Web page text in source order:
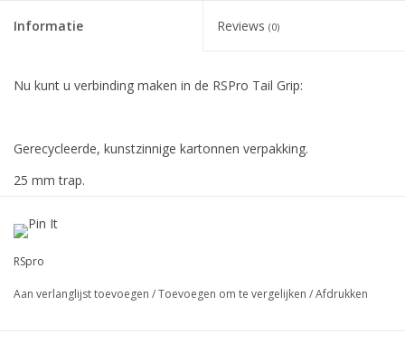
Informatie Reviews (0)
Nu kunt u verbinding maken in de RSPro Tail Grip:
Gerecycleerde, kunstzinnige kartonnen verpakking.
25 mm trap.
Superdunne basis voor een beter boardgevoel.
gelaagd over een EVA-kick.
RSpro
Aan verlanglijst toevoegen /Toevoegen om te vergelijken /Afdrukken